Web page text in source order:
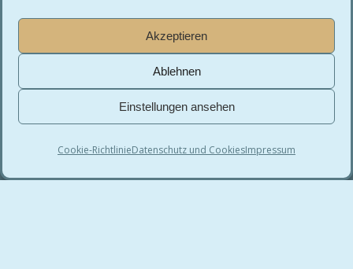
Akzeptieren
Ablehnen
Einstellungen ansehen
Cookie-RichtlinieDatenschutz und CookiesImpressum
Programmieren lernen
Tutorials
Über Niklas Baumgärtler: Strategie, Systeme &
Wissensvermittlung